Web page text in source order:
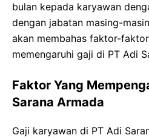
bulan kepada karyawan
dengan jabatan masing-
akan membahas faktor-
memengaruhi gaji di PT Adi
Faktor Yang
Sarana Armada
Gaji karyawan di PT Adi